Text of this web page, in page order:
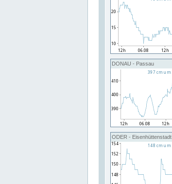
DONAU - Passau
ODER - Eisenhüttenstadt